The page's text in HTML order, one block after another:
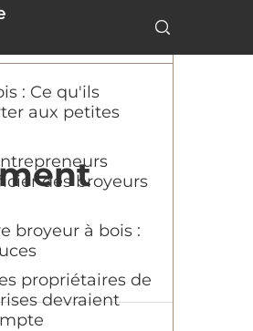
: Ce qu'ils
aux petites
des broyeurs
broyeur à bois :
propriétaires de
devraient